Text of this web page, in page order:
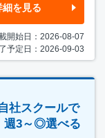
細を見る
開始日：2026-08-07
予定日：2026-09-03
社スクールで
週3～◎選べる